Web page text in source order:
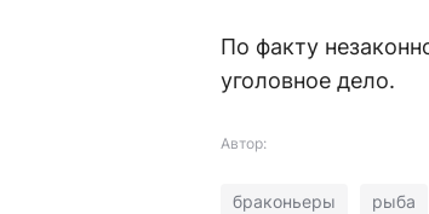
По факту
уголовное дело.
Автор:
браконьеры рыба